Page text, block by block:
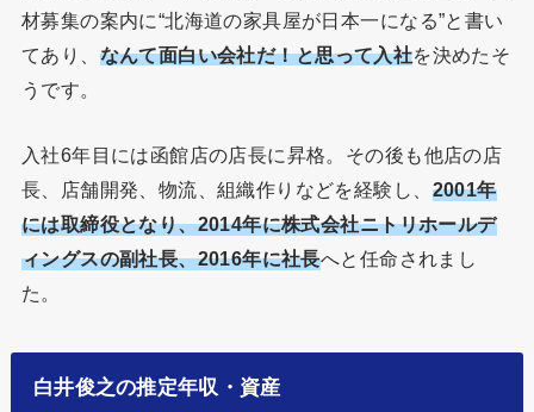
材募集の案内に“北海道の家具屋が日本一になる”と書い
てあり、 なんて面白い会社だ！と思って入社を決めたそ
うです。
入社6年目には函館店の店長に昇格。その後も他店の店
長、店舗開発、物流、組織作りなどを経験し、 2001年
には取締役となり、2014年に株式会社ニトリホールデ
ィングスの副社長、2016年に社長へと任命されまし
た。
白井俊之の推定年収・資産